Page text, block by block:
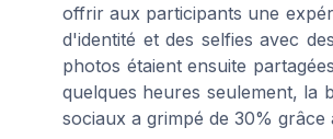
offrir aux participants une
d'identité et des selfies avec
photos étaient ensuite
quelques heures seulement, la
sociaux a grimpé de 30%